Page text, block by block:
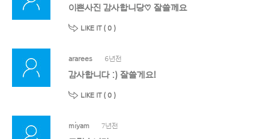
이쁜사진 감사합니당♡ 잘쓸께요
LIKE IT ( 0 )
ararees 6년전
감사합니다 :) 잘쓸게요!
LIKE IT ( 0 )
miyam 7년전